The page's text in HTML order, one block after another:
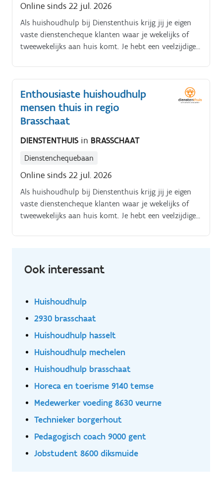
Online sinds 22 jul. 2026
Als huishoudhulp bij Dienstenthuis krijg jij je eigen
vaste dienstencheque klanten waar je wekelijks of
tweewekelijks aan huis komt. Je hebt een veelzijdige
Enthousiaste huishoudhulp
mensen thuis in regio
Brasschaat
DIENSTENTHUIS in BRASSCHAAT
Dienstenchequebaan
Online sinds 22 jul. 2026
Als huishoudhulp bij Dienstenthuis krijg jij je eigen
vaste dienstencheque klanten waar je wekelijks of
tweewekelijks aan huis komt. Je hebt een veelzijdige
Ook interessant
Huishoudhulp
2930 brasschaat
Huishoudhulp hasselt
Huishoudhulp mechelen
Huishoudhulp brasschaat
Horeca en toerisme 9140 temse
Medewerker voeding 8630 veurne
Technieker borgerhout
Pedagogisch coach 9000 gent
Jobstudent 8600 diksmuide